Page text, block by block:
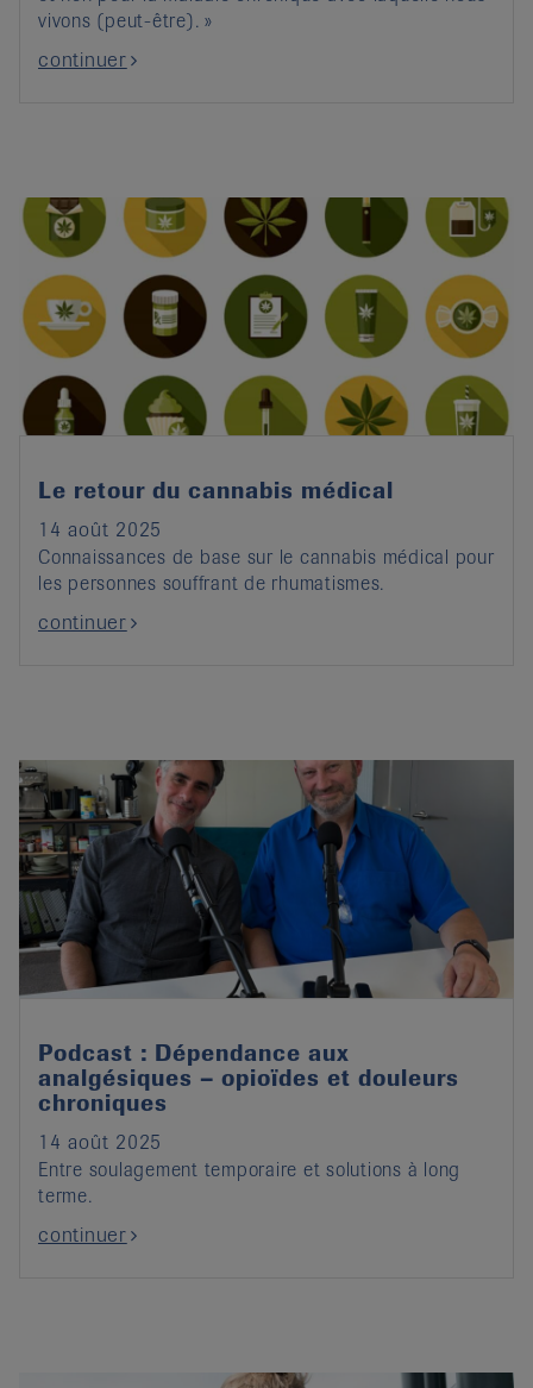
vivons (peut-être). »
continuer
Le retour du cannabis médical
14 août 2025
Connaissances de base sur le cannabis médical pour
les personnes souffrant de rhumatismes.
continuer
Podcast : Dépendance aux
analgésiques – opioïdes et douleurs
chroniques
14 août 2025
Entre soulagement temporaire et solutions à long
terme.
continuer